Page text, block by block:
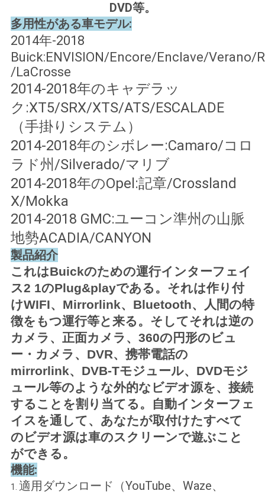
な
さ
い
ニ
ュ
ー
ス
場
合
地
図
PRIVACY
POLICY
DVD等。
多用性がある車モデル:
2014年-2018
Buick:ENVISION/Encore/Enclave/Verano/
/LaCrosse
2014-2018年のキャデラッ
ク:XT5/SRX/XTS/ATS/ESCALADE
（手掛りシステム）
2014-2018年のシボレー:Camaro/コロ
ラド州/Silverado/マリブ
2014-2018年のOpel:記章/Crossland
X/Mokka
2014-2018 GMC:ユーコン準州の山脈
地勢ACADIA/CANYON
製品紹介
これはBuickのための運行インターフェイ
ス2 1のPlug&playである。それは作り付
けWIFI、Mirrorlink、Bluetooth、人間の特
徴をもつ運行等と来る。そしてそれは逆の
カメラ、正面カメラ、360の円形のビュ
ー・カメラ、DVR、携帯電話の
mirrorlink、DVB-Tモジュール、DVDモジ
ュール等のような外的なビデオ源を、接続
することを割り当てる。自動インターフェ
イスを通して、あなたが取付けたすべて
のビデオ源は車のスクリーンで遊ぶこと
ができる。
機能:
1. 適用ダウンロード（YouTube、Waze、